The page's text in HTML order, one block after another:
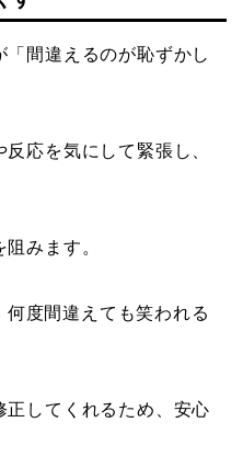
間違えるのが恥ずかし
応を気にして緊張し、
みます。
何度間違えても笑われる
してくれるため、安心